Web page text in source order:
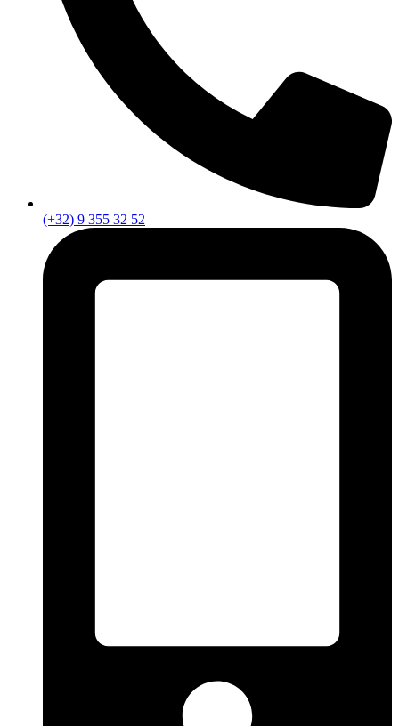
(+32) 9 355 32 52